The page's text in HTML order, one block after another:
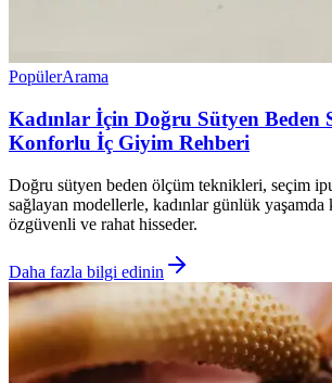
PopülerArama
Kadınlar İçin Doğru Sütyen Beden
Konforlu İç Giyim Rehberi
Doğru sütyen beden ölçüm teknikleri, seçim
sağlayan modellerle, kadınlar günlük yaşamda
özgüvenli ve rahat hisseder.
Daha fazla bilgi edinin